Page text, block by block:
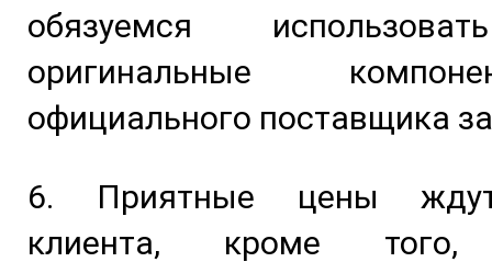
обязуемся
оригинальные
официального поставщика
6. Приятные цены
клиента, кроме того,